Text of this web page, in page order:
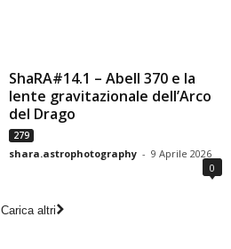
ShaRA#14.1 – Abell 370 e la
lente gravitazionale dell’Arco
del Drago
279
shara.astrophotography - 9 Aprile 2026
0
Carica altri